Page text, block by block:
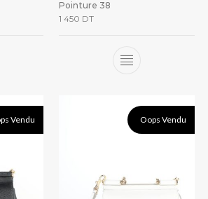
Pointure 38
1 450 DT
Vendu Oops Vendu